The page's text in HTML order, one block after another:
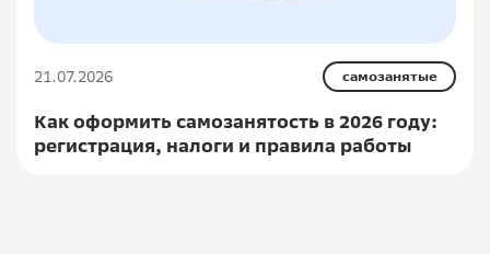
21.07.2026 самозанятые
Как оформить самозанятость в 2026 году:
регистрация, налоги и правила работы